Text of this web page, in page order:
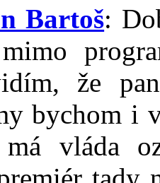
Bartoš:
že
bychom i
vláda